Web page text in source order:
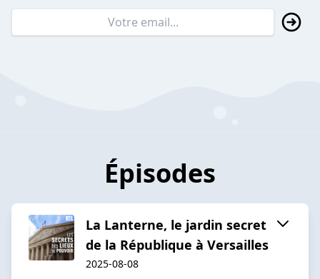
Épisodes
La Lanterne, le jardin secret
de la République à Versailles
2025-08-08